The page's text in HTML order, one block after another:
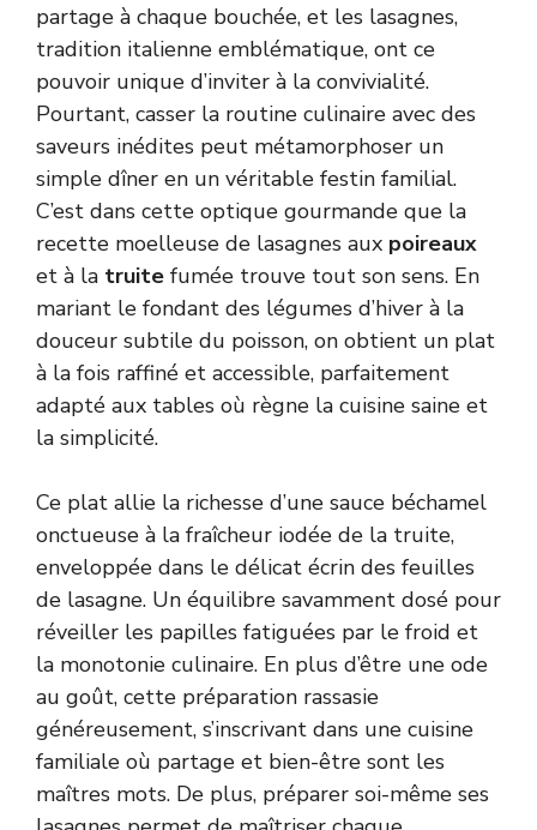
partage à chaque bouchée, et les lasagnes,
tradition italienne emblématique, ont ce
pouvoir unique d’inviter à la convivialité.
Pourtant, casser la routine culinaire avec des
saveurs inédites peut métamorphoser un
simple dîner en un véritable festin familial.
C’est dans cette optique gourmande que la
recette moelleuse de lasagnes aux poireaux
et à la truite fumée trouve tout son sens. En
mariant le fondant des légumes d’hiver à la
douceur subtile du poisson, on obtient un plat
à la fois raffiné et accessible, parfaitement
adapté aux tables où règne la cuisine saine et
la simplicité.
Ce plat allie la richesse d’une sauce béchamel
onctueuse à la fraîcheur iodée de la truite,
enveloppée dans le délicat écrin des feuilles
de lasagne. Un équilibre savamment dosé pour
réveiller les papilles fatiguées par le froid et
la monotonie culinaire. En plus d’être une ode
au goût, cette préparation rassasie
généreusement, s’inscrivant dans une cuisine
familiale où partage et bien-être sont les
maîtres mots. De plus, préparer soi-même ses